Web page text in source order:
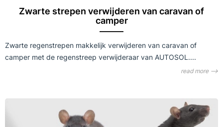
Zwarte strepen verwijderen van caravan of
camper
Zwarte regenstrepen makkelijk verwijderen van caravan of
camper met de regenstreep verwijderaar van AUTOSOL....
read more ⟶